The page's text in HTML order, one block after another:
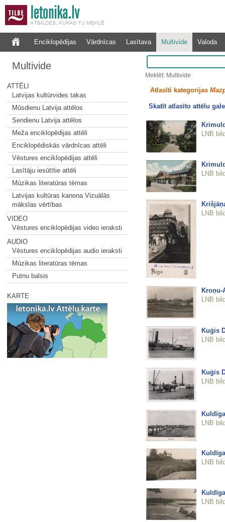
Enciklopēdijas Vārdnīcas Lasītava Multivide Valoda
Multivide
ATTĒLI
Latvijas kultūrvides takas
Mūsdienu Latvija attēlos
Sendienu Latvija attēlos
Meža enciklopēdijas attēli
Enciklopēdiskās vārdnīcas attēli
Vēstures enciklopēdijas attēli
Lasītāju iesūtītie attēli
Mūzikas literatūras tēmas
Latvijas kultūras kanona Vizuālās
mākslas vērtības
VIDEO
Vēstures enciklopēdijas video ieraksti
AUDIO
Vēstures enciklopēdijas audio ieraksti
Mūzikas literatūras tēmas
Putnu balsis
KARTE
Meklēt: Multivide
Atlasīti kategorijas
Skatīt atlasīto attēlu
LNB
LNB
LNB
Kroņu-
LNB
Kuģis
LNB
Kuģis
LNB
Kuldīga
LNB
Kuldīga
LNB
LNB